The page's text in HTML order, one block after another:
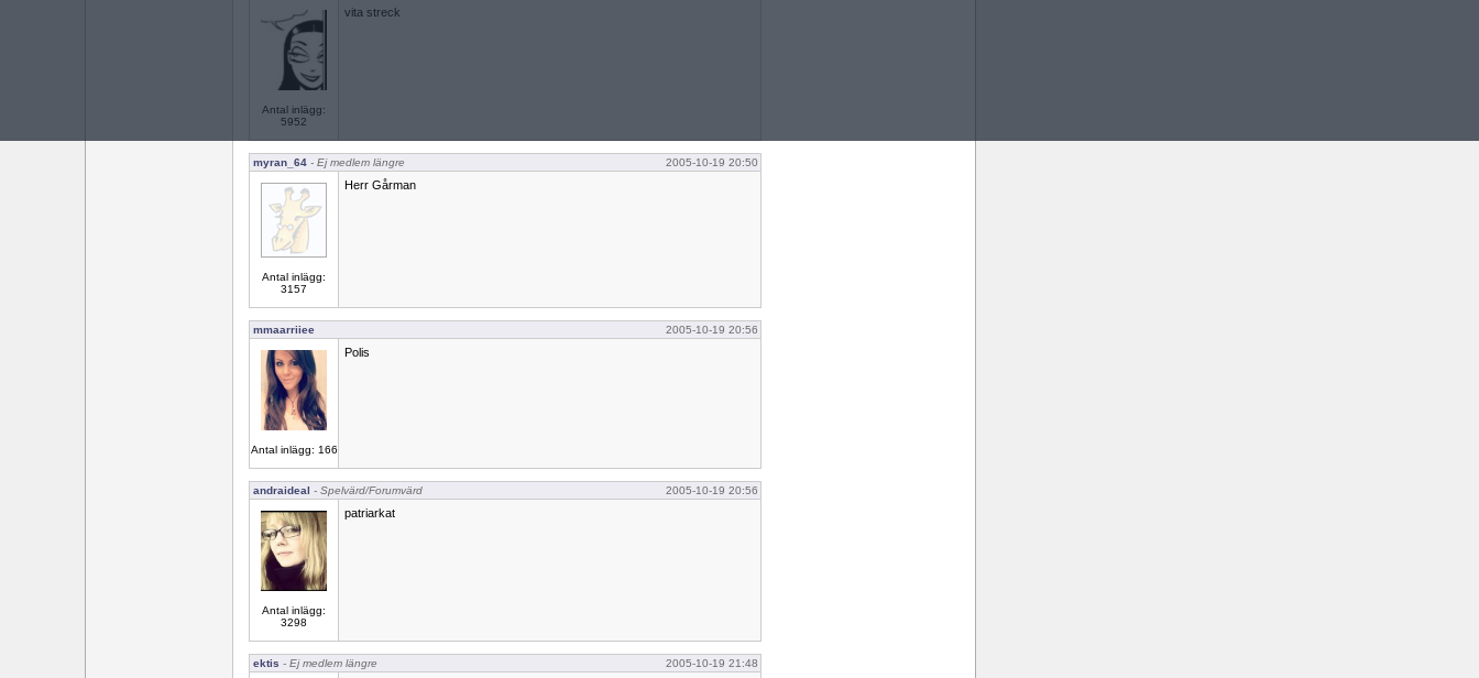
Antal inlägg:
5952
vita streck
myran_64 - Ej medlem längre 2005-10-19 20:50
Antal inlägg:
3157
Herr Gårman
mmaarriiee 2005-10-19 20:56
Antal inlägg: 166
Polis
andraideal - Spelvärd/Forumvärd 2005-10-19 20:56
Antal inlägg:
3298
patriarkat
ektis - Ej medlem längre 2005-10-19 21:48